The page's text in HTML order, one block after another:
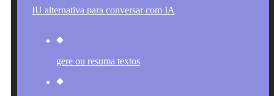
IU alternativa para conversar com IA
gere ou resuma textos